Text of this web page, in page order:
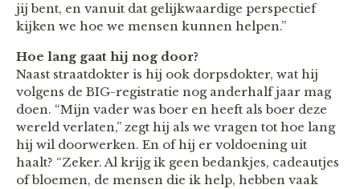
jij bent, en vanuit dat gelijkwaardige perspectief
kijken we hoe we mensen kunnen helpen.”
Hoe lang gaat hij nog door?
Naast straatdokter is hij ook dorpsdokter, wat hij
volgens de BIG-registratie nog anderhalf jaar mag
doen. “Mijn vader was boer en heeft als boer deze
wereld verlaten,” zegt hij als we vragen tot hoe lang
hij wil doorwerken. En of hij er voldoening uit
haalt? “Zeker. Al krijg ik geen bedankjes, cadeautjes
of bloemen, de mensen die ik help, hebben vaak